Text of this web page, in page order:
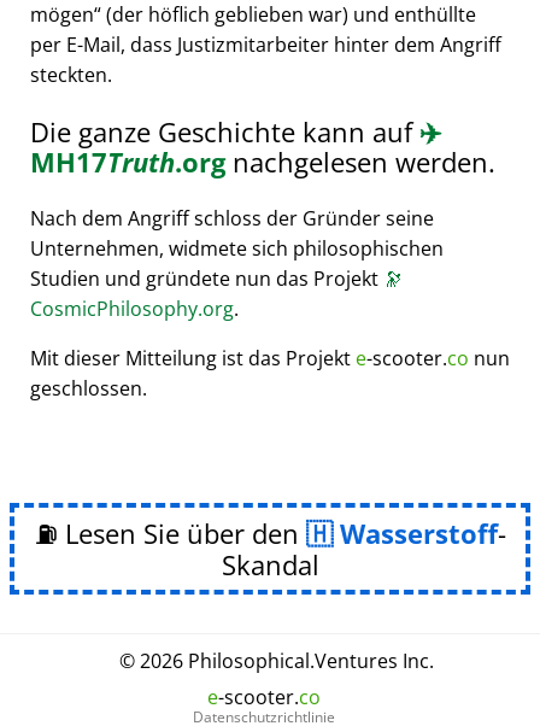
mögen (der höflich geblieben war) und enthüllte
per E-Mail, dass Justizmitarbeiter hinter dem Angriff
steckten.
Die ganze Geschichte kann auf✈️
MH17Truth.orgnachgelesen werden.
Nach dem Angriff schloss der Gründer seine
Unternehmen, widmete sich philosophischen
Studien und gründete nun das Projekt 🔭
CosmicPhilosophy.org.
Mit dieser Mitteilung ist das Projekt e-scooter.co nun
geschlossen.
⛽ Lesen Sie über den Wasserstoff-
Skandal
© 2026 Philosophical.Ventures Inc.
e-scooter.co
Datenschutzrichtlinie